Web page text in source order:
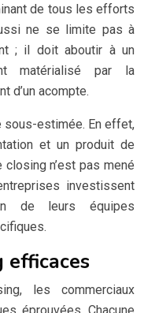
de tous les efforts
ne se limite pas à
; il doit aboutir à un
matérialisé par la
d’un acompte.
sous-estimée. En effet,
et un produit de
n’est pas mené
investissent
de leurs équipes
efficaces
les commerciaux